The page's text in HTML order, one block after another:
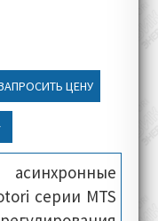
ЦЕНУ
серии MTS